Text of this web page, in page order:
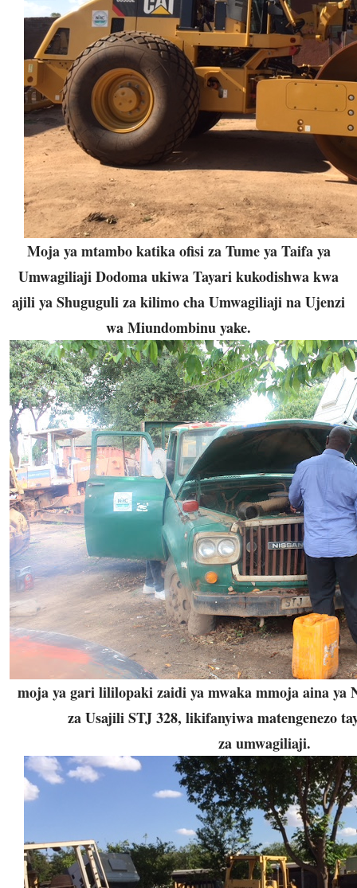
Moja ya mtambo katika ofisi za Tume ya Taifa ya
Umwagiliaji Dodoma ukiwa Tayari kukodishwa kwa
ajili ya Shuguguli za kilimo cha Umwagiliaji na Ujenzi
wa Miundombinu yake.
moja ya gari lililopaki zaidi ya mwaka mmoja aina ya
za Usajili STJ 328, likifanyiwa matengenezo
za umwagiliaji.